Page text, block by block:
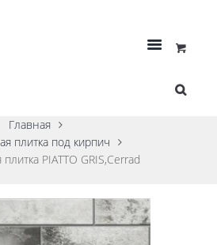
Главная
плитка под кирпич
PIATTO GRIS,Cerrad